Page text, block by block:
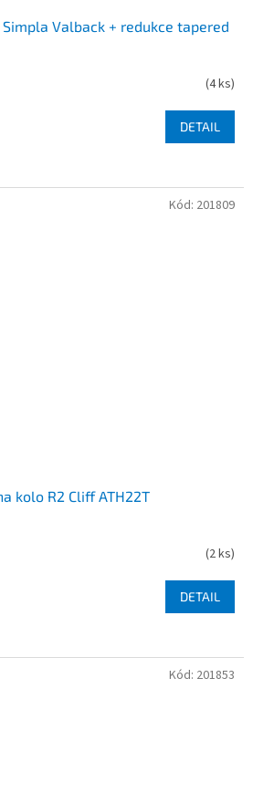
Valback + redukce tapered
(4 ks)
DETAIL
kolo R2 Cliff ATH22T
(2 ks)
DETAIL
Kód: 201809
Kód: 201853